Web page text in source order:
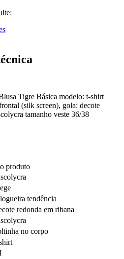
Tigre Básica modelo: t-shirt
(silk screen), gola: decote
tamanho veste 36/38
produto
tendência
redonda em ribana
no corpo